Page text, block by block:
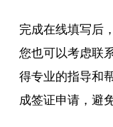
完成在线填写后
您也可以考虑联
得专业的指导和
成签证申请，避